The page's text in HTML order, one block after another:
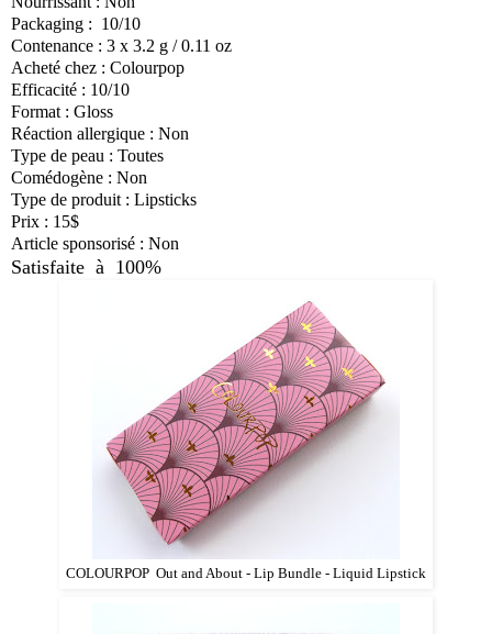
Packaging : 10/10
Contenance : 3 x 3.2 g / 0.11 oz
Acheté chez : Colourpop
Efficacité : 10/10
Format : Gloss
Réaction allergique : Non
Type de peau : Toutes
Comédogène : Non
Type de produit : Lipsticks
Prix : 15$
Article sponsorisé : Non
Satisfaite à 100%
COLOURPOP Out and About - Lip Bundle - Liquid Lipstick